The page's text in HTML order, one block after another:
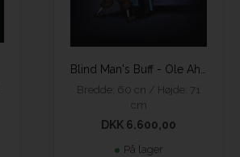
Bredde: 60 cn / Højde: 71
cm
DKK 6.600,00
På lager